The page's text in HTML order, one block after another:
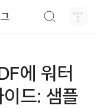
에 워터
드: 샘플